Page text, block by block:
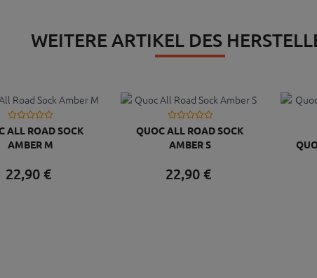
WEITERE ARTIKEL DES
ALL ROAD SOCK
AMBER M
22,90€
QUOC ALL ROAD SOCK
AMBER S
22,90€